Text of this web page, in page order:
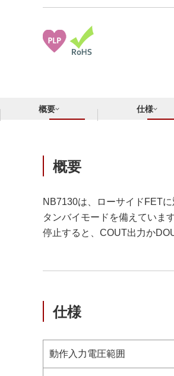
概要 仕様
概要
NB7130は、ローサイドFET
タンバイモードを備えていま
停止すると、COUT出力か
仕様
動作入力電圧範囲